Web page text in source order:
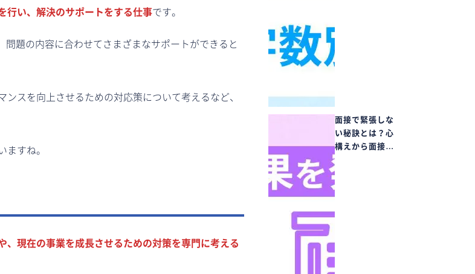
行い、解決のサポートをする仕事です。
問題の内容に合わせてさまざまなサポートができると
スを向上させるための対応策について考えるなど、
ますね。
、現在の事業を成長させるための対策を専門に考える
面接で緊張しな
い秘訣とは？心
構えから面接…